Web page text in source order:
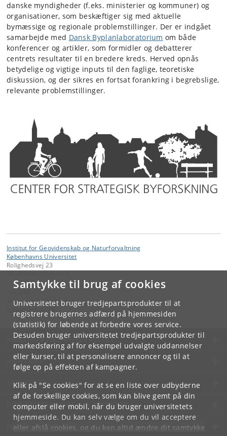
Samtykke til brug af cookies
Universitetet bruger tredjepartsprodukter til at
registrere brugernes adfærd på hjemmesiden
(statistik) for løbende at forbedre vores service.
Desuden bruger universitetet tredjepartsprodukter til
markedsføring af for eksempel udvalgte uddannelser
eller kurser, til at personalisere annoncer og til at
følge op på effekten af kampagner.
Klik på "Se cookies" for at se en liste over udbyderne
af de forskellige cookies, som kan blive gemt på din
computer eller mobil, når du bruger universitetets
hjemmeside. Du kan selv vælge om du vil acceptere
eller afslå cookies, og du kan altid ændre dit samtykke
danske myndigheder (f.eks. ministerier og kommuner) og
organisationer, som beskæftiger sig med aktuelle
bymæssige og regionale problemstillinger. Der er indgået
samarbejde med Dansk Byplanlaboratorium om både
konferencer og artikler, som formidler og debatterer
centrets resultater til en bredere kreds. Herved opnås
betydelige og vigtige inputs til den faglige, teoretiske
diskussion, og der sikres en fortsat forankring i begrebslige,
relevante problemstillinger.
Institut for Geovidenskab og Naturforvaltning
Københavns Universitet
Rolighedsvej 23
Kamilla Hansen Møller
@ dk
KØBENHAVNS UNIVERSITET
KONTAKT
SERVICES
FOR STUDERENDE OG ANSATTE
JOB OG KARRIERE